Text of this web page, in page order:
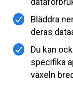
Bläddra
deras
Du kan
specifika
växeln